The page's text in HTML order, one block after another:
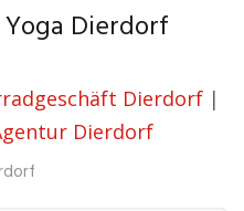
Dierdorf
Dierdorf |
Dierdorf